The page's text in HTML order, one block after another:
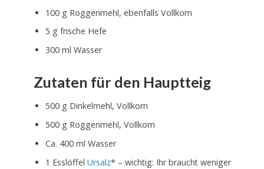
100 g Roggenmehl, ebenfalls Vollkorn
5 g frische Hefe
300 ml Wasser
Zutaten für den Hauptteig
500 g Dinkelmehl, Vollkorn
500 g Roggenmehl, Vollkorn
Ca. 400 ml Wasser
1 Esslöffel Ursalz* – wichtig: Ihr braucht weniger